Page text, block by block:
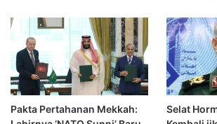
Pakta Pertahanan Mekkah:
Selat